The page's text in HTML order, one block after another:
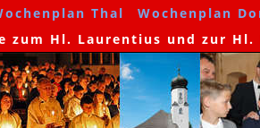
Thal Wochenplan
zum Hl. Laurentius und zur